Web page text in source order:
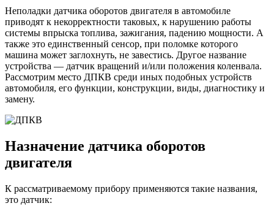
Неполадки датчика оборотов двигателя в автомобиле
приводят к некорректности таковых, к нарушению работы
системы впрыска топлива, зажигания, падению мощности. А
также это единственный сенсор, при поломке которого
машина может заглохнуть, не завестись. Другое название
устройства — датчик вращений и/или положения коленвала.
Рассмотрим место ДПКВ среди иных подобных устройств
автомобиля, его функции, конструкции, виды, диагностику и
замену.
Назначение датчика оборотов
двигателя
К рассматриваемому прибору применяются такие названия,
это датчик: